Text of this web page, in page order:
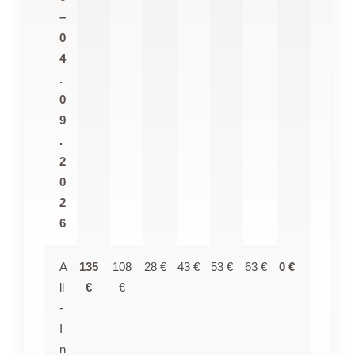
–
0
4
.
0
9
.
2
0
2
6
A
ll
-
I
n
135
€
108
€
28 € 43 € 53 € 63 € 0 €